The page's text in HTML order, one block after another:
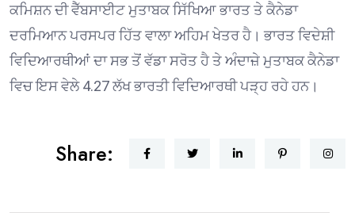
ਕਮਿਸ਼ਨ ਦੀ ਵੈੱਬਸਾਈਟ ਮੁਤਾਬਕ ਸਿੱਖਿਆ ਭਾਰਤ ਤੇ ਕੈਨੇਡਾ
ਦਰਮਿਆਨ ਪਰਸਪਰ ਹਿੱਤ ਵਾਲਾ ਅਹਿਮ ਖੇਤਰ ਹੈ। ਭਾਰਤ ਵਿਦੇਸ਼ੀ
ਵਿਦਿਆਰਥੀਆਂ ਦਾ ਸਭ ਤੋਂ ਵੱਡਾ ਸਰੋਤ ਹੈ ਤੇ ਅੰਦਾਜ਼ੇ ਮੁਤਾਬਕ ਕੈਨੇਡਾ
ਵਿਚ ਇਸ ਵੇਲੇ 4.27 ਲੱਖ ਭਾਰਤੀ ਵਿਦਿਆਰਥੀ ਪੜ੍ਹ ਰਹੇ ਹਨ।
Share: